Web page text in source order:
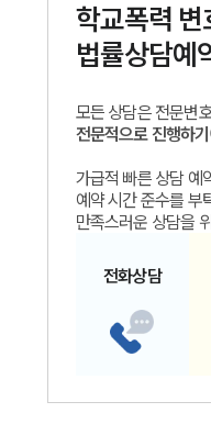
학교폭력 변
법률상담예
모든 상담은 전문변
전문적으로 진행하
가급적 빠른 상담 예
예약 시간 준수를 부
만족스러운 상담을
전화상담